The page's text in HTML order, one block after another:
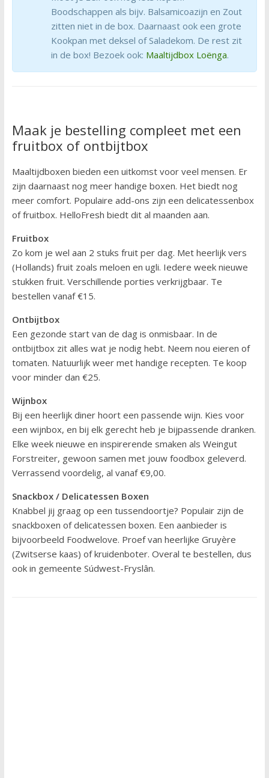
Boodschappen als bijv. Balsamicoazijn en Zout
zitten niet in de box. Daarnaast ook een grote
Kookpan met deksel of Saladekom. De rest zit
in de box! Bezoek ook: Maaltijdbox Loënga.
Maak je bestelling compleet met een
fruitbox of ontbijtbox
Maaltijdboxen bieden een uitkomst voor veel mensen. Er
zijn daarnaast nog meer handige boxen. Het biedt nog
meer comfort. Populaire add-ons zijn een delicatessenbox
of fruitbox. HelloFresh biedt dit al maanden aan.
Fruitbox
Zo kom je wel aan 2 stuks fruit per dag. Met heerlijk vers
(Hollands) fruit zoals meloen en ugli. Iedere week nieuwe
stukken fruit. Verschillende porties verkrijgbaar. Te
bestellen vanaf €15.
Ontbijtbox
Een gezonde start van de dag is onmisbaar. In de
ontbijtbox zit alles wat je nodig hebt. Neem nou eieren of
tomaten. Natuurlijk weer met handige recepten. Te koop
voor minder dan €25.
Wijnbox
Bij een heerlijk diner hoort een passende wijn. Kies voor
een wijnbox, en bij elk gerecht heb je bijpassende dranken.
Elke week nieuwe en inspirerende smaken als Weingut
Forstreiter, gewoon samen met jouw foodbox geleverd.
Verrassend voordelig, al vanaf €9,00.
Snackbox / Delicatessen Boxen
Knabbel jij graag op een tussendoortje? Populair zijn de
snackboxen of delicatessen boxen. Een aanbieder is
bijvoorbeeld Foodwelove. Proef van heerlijke Gruyère
(Zwitserse kaas) of kruidenboter. Overal te bestellen, dus
ook in gemeente Súdwest-Fryslân.